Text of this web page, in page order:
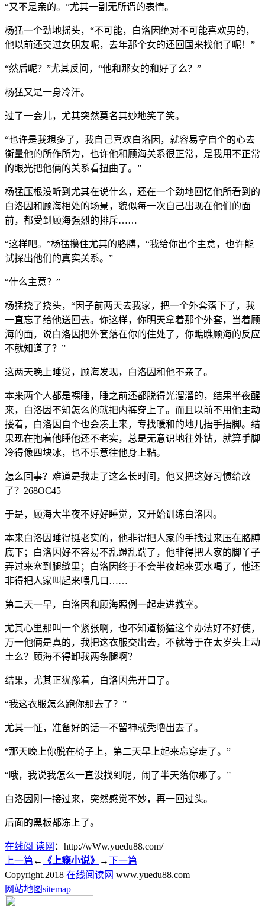
“又不是亲的。”尤其一副无所谓的表情。
杨猛一个劲地摇头，“不可能，白洛因绝对不可能喜欢男的，
他以前还交过女朋友呢，去年那个女的还回国来找他了呢！”
“然后呢？”尤其反问，“他和那女的和好了么？”
杨猛又是一身冷汗。
过了一会儿，尤其突然莫名其妙地笑了笑。
“也许是我想多了，我自己喜欢白洛因，就容易拿自个的心去
衡量他的所作所为，也许他和顾海关系很正常，是我用不正常
的眼光把他俩的关系看扭曲了。”
杨猛压根没听到尤其在说什么，还在一个劲地回忆他所看到的
白洛因和顾海相处的场景，貌似每一次自己出现在他们的面
前，都受到顾海强烈的排斥……
“这样吧。”杨猛攥住尤其的胳膊，“我给你出个主意，也许能
试探出他们的真实关系。”
“什么主意？”
杨猛挠了挠头，“因子前两天去我家，把一个外套落下了，我
一直忘了给他送回去。你这样，你明天拿着那个外套，当着顾
海的面，说白洛因把外套落在你的住处了，你瞧瞧顾海的反应
不就知道了？”
这两天晚上睡觉，顾海发现，白洛因和他不亲了。
本来两个人都是裸睡，睡之前还都脱得光溜溜的，结果半夜醒
来，白洛因不知怎么的就把内裤穿上了。而且以前不用他主动
搂着，白洛因自个也会凑上来，专找暖和的地儿捂手捂脚。结
果现在抱着他睡他还不老实，总是无意识地往外钻，就算手脚
冷得像四块冰，也不乐意往他身上粘。
怎么回事？难道是我走了这么长时间，他又把这好习惯给改
了？268OC45
于是，顾海大半夜不好好睡觉，又开始训练白洛因。
本来白洛因睡得挺老实的，他非得把人家的手拽过来压在胳膊
底下；白洛因好不容易不乱蹬乱踹了，他非得把人家的脚丫子
弄过来塞到腿缝里；白洛因终于不会半夜起来要水喝了，他还
非得把人家叫起来喂几口……
第二天一早，白洛因和顾海照例一起走进教室。
尤其心里那叫一个紧张啊，也不知道杨猛这个办法好不好使，
万一他俩是真的，我把这衣服交出去，不就等于在太岁头上动
土么？顾海不得卸我两条腿啊？
结果，尤其正犹豫着，白洛因先开口了。
“我这衣服怎么跑你那去了？”
尤其一怔，准备好的话一不留神就秃噜出去了。
“那天晚上你脱在椅子上，第二天早上起来忘穿走了。”
“哦，我说我怎么一直没找到呢，闹了半天落你那了。”
白洛因刚一接过来，突然感觉不妙，再一回过头。
后面的黑板都冻上了。
在线阅 读网 ：http://wWw.yuedu88.com/
上一篇 ← 《上瘾小说》 →下一篇
Copyright.2018 在线阅读网 www.yuedu88.com
网站地图sitemap